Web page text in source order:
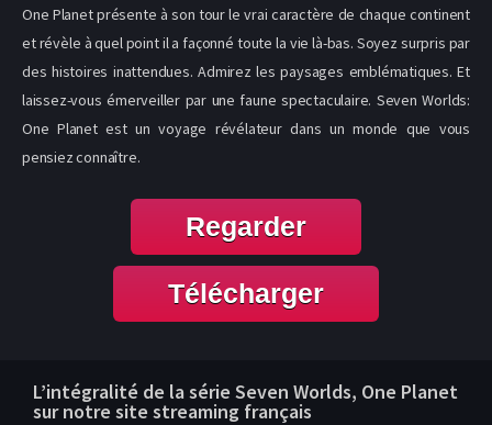
One Planet présente à son tour le vrai caractère de chaque continent
et révèle à quel point il a façonné toute la vie là-bas. Soyez surpris par
des histoires inattendues. Admirez les paysages emblématiques. Et
laissez-vous émerveiller par une faune spectaculaire. Seven Worlds:
One Planet est un voyage révélateur dans un monde que vous
pensiez connaître.
Regarder
Télécharger
L’intégralité de la série Seven Worlds, One Planet
sur notre site streaming français